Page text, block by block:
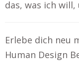
das, was ich
Erlebe dich neu
Human Design